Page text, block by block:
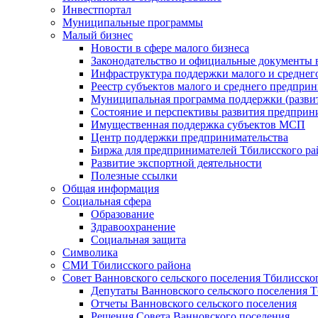
Инвестпортал
Муниципальные программы
Малый бизнес
Новости в сфере малого бизнеса
Законодательство и официальные документы
Инфраструктура поддержки малого и
Реестр субъектов малого и среднего
Муниципальная программа поддержки
Состояние и перспективы развития
Имущественная поддержка субъектов МСП
Центр поддержки предпринимательства
Биржа для предпринимателей Тбилисского
Развитие экспортной деятельности
Полезные ссылки
Общая информация
Социальная сфера
Образование
Здравоохранение
Социальная защита
Символика
СМИ Тбилисского района
Совет Ванновского сельского поселения
Депутаты Ванновского сельского поселения
Отчеты Ванновского сельского поселения